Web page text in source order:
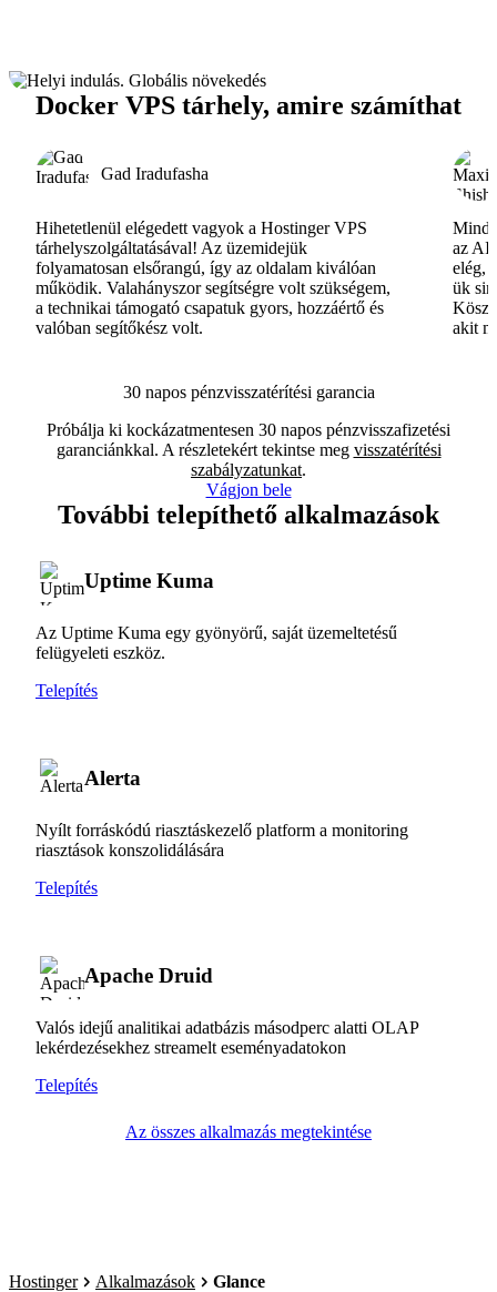
Docker VPS tárhely, amire számíthat
Gad Iradufasha
Hihetetlenül elégedett vagyok a Hostinger VPS
tárhelyszolgáltatásával! Az üzemidejük
folyamatosan elsőrangú, így az oldalam kiválóan
működik. Valahányszor segítségre volt szükségem,
a technikai támogató csapatuk gyors, hozzáértő és
valóban segítőkész volt.
az AI-
elég,
ük
akit
30 napos pénzvisszatérítési garancia
Próbálja ki kockázatmentesen 30 napos pénzvisszafizetési
garanciánkkal. A részletekért tekintse meg visszatérítési
szabályzatunkat.
Vágjon bele
További telepíthető alkalmazások
Uptime Kuma
Az Uptime Kuma egy gyönyörű, saját üzemeltetésű
felügyeleti eszköz.
Telepítés
Alerta
Nyílt forráskódú riasztáskezelő platform a monitoring
riasztások konszolidálására
Telepítés
Apache Druid
Valós idejű analitikai adatbázis másodperc alatti OLAP
lekérdezésekhez streamelt eseményadatokon
Telepítés
Az összes alkalmazás megtekintése
Hostinger Alkalmazások Glance